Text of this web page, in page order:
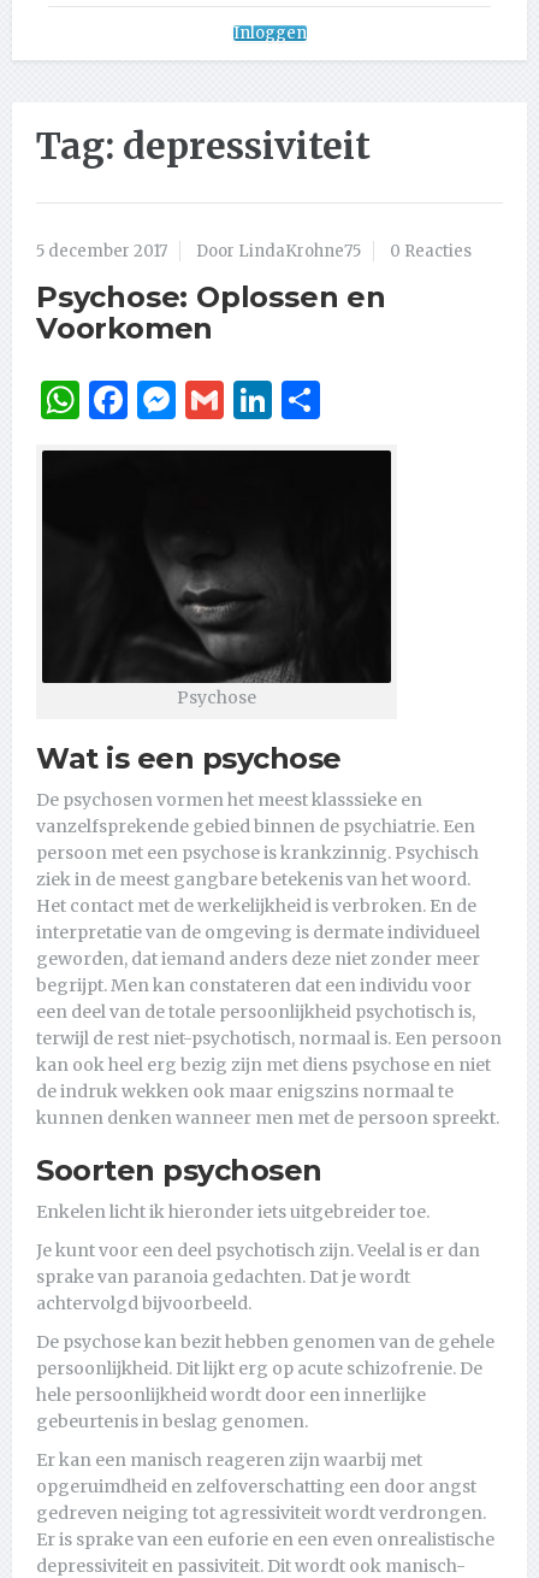
Inloggen
Tag: depressiviteit
5 december 2017 Door LindaKrohne75 0 Reacties
Psychose: Oplossen en
Voorkomen
WhatsApp
Facebook
Messenger
GmailLinkedIn
Psychose
Wat is een psychose
De psychosen vormen het meest klasssieke en
vanzelfsprekende gebied binnen de psychiatrie. Een
persoon met een psychose is krankzinnig. Psychisch
ziek in de meest gangbare betekenis van het woord.
Het contact met de werkelijkheid is verbroken. En de
interpretatie van de omgeving is dermate individueel
geworden, dat iemand anders deze niet zonder meer
begrijpt. Men kan constateren dat een individu voor
een deel van de totale persoonlijkheid psychotisch is,
terwijl de rest niet-psychotisch, normaal is. Een persoon
kan ook heel erg bezig zijn met diens psychose en niet
de indruk wekken ook maar enigszins normaal te
kunnen denken wanneer men met de persoon spreekt.
Soorten psychosen
Enkelen licht ik hieronder iets uitgebreider toe.
Je kunt voor een deel psychotisch zijn. Veelal is er dan
sprake van paranoia gedachten. Dat je wordt
achtervolgd bijvoorbeeld.
De psychose kan bezit hebben genomen van de gehele
persoonlijkheid. Dit lijkt erg op acute schizofrenie. De
hele persoonlijkheid wordt door een innerlijke
gebeurtenis in beslag genomen.
Er kan een manisch reageren zijn waarbij met
opgeruimdheid en zelfoverschatting een door angst
gedreven neiging tot agressiviteit wordt verdrongen.
Er is sprake van een euforie en een even onrealistische
depressiviteit en passiviteit. Dit wordt ook manisch-